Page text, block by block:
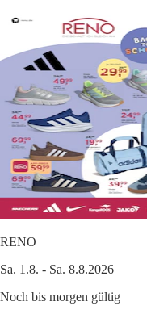
RENO
Sa. 1.8. - Sa. 8.8.2026
Noch bis morgen gültig